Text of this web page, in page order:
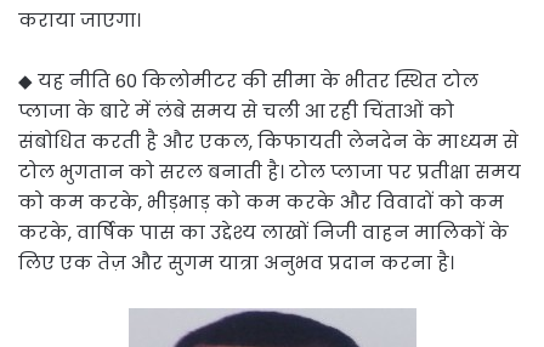
कराया जाएगा।
◆ यह नीति 60 किलोमीटर की सीमा के भीतर स्थित टोल
प्लाजा के बारे में लंबे समय से चली आ रही चिंताओं को
संबोधित करती है और एकल, किफायती लेनदेन के माध्यम से
टोल भुगतान को सरल बनाती है। टोल प्लाजा पर प्रतीक्षा समय
को कम करके, भीड़भाड़ को कम करके और विवादों को कम
करके, वार्षिक पास का उद्देश्य लाखों निजी वाहन मालिकों के
लिए एक तेज़ और सुगम यात्रा अनुभव प्रदान करना है।